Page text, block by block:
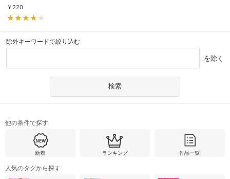
￥ 220
除外キーワードで絞り込む
を除く
他の条件で探す
新着 ランキング 作品一覧
人気のタグから探す